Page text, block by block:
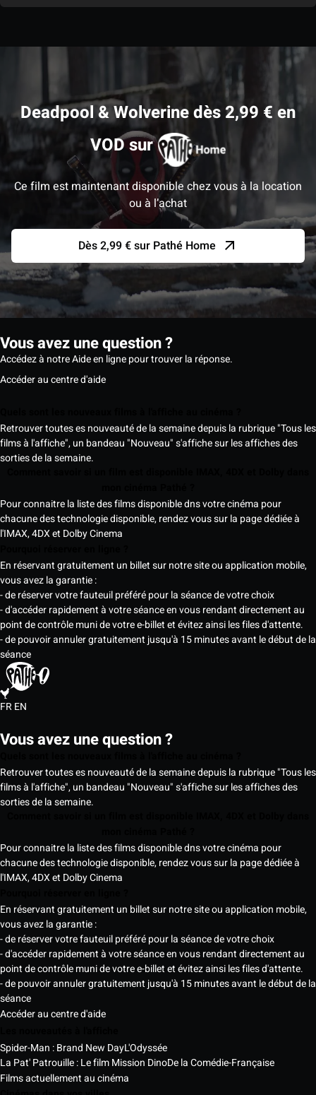
Deadpool & Wolverine dès 2,99 € en
VOD sur
Ce film est maintenant disponible chez vous à la location
ou à l’achat
Dès 2,99 € sur Pathé Home
Vous avez une question ?
Accédez à notre Aide en ligne pour trouver la réponse.
Accéder au centre d'aide
Retrouver toutes es nouveauté de la semaine depuis la rubrique "Tous les
films à l'affiche", un bandeau "Nouveau" s'affiche sur les affiches des
sorties de la semaine.
Pour connaitre la liste des films disponible dns votre cinéma pour
chacune des technologie disponible, rendez vous sur la page dédiée à
l'IMAX, 4DX et Dolby Cinema
En réservant gratuitement un billet sur notre site ou application mobile,
vous avez la garantie :
- de réserver votre fauteuil préféré pour la séance de votre choix
- d'accéder rapidement à votre séance en vous rendant directement au
point de contrôle muni de votre e-billet et évitez ainsi les files d'attente.
- de pouvoir annuler gratuitement jusqu'à 15 minutes avant le début de la
séance
FREN
Vous avez une question ?
Retrouver toutes es nouveauté de la semaine depuis la rubrique "Tous les
films à l'affiche", un bandeau "Nouveau" s'affiche sur les affiches des
sorties de la semaine.
Pour connaitre la liste des films disponible dns votre cinéma pour
chacune des technologie disponible, rendez vous sur la page dédiée à
l'IMAX, 4DX et Dolby Cinema
En réservant gratuitement un billet sur notre site ou application mobile,
vous avez la garantie :
- de réserver votre fauteuil préféré pour la séance de votre choix
- d'accéder rapidement à votre séance en vous rendant directement au
point de contrôle muni de votre e-billet et évitez ainsi les files d'attente.
- de pouvoir annuler gratuitement jusqu'à 15 minutes avant le début de la
séance
Accéder au centre d'aide
Spider-Man : Brand New DayL'Odyssée
La Pat' Patrouille : Le film Mission DinoDe la Comédie-Française
Films actuellement au cinéma